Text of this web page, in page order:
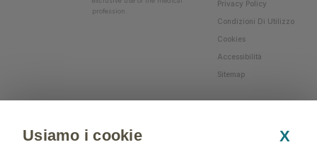
profession.
Privacy Policy
Condizioni Di Utilizzo
Cookies
Accessibilità
Sitemap
Usiamo i cookie X